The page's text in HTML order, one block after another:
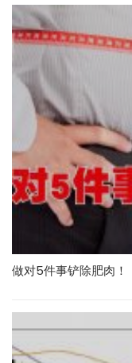
做对5件事铲除肥肉！